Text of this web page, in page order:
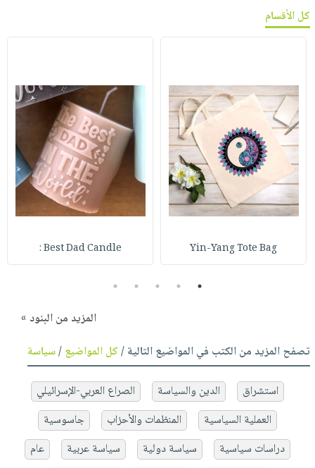
كل الأقسام
Yin-Yang Tote Bag
Best Dad Candle :
1
2
3
4
5
المزيد من البنود »
تصفح المزيد من الكتب في المواضيع التالية /كل المواضيع/سياسة
استشراق الدين والسياسة
الصراع العربي-الإسرائيلي
العملية السياسية
المنظمات والأحزاب
جاسوسية
دراسات سياسية
سياسة دولية سياسة عربية
عام